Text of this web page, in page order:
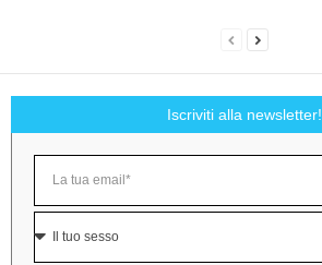
Iscriviti alla newsletter!